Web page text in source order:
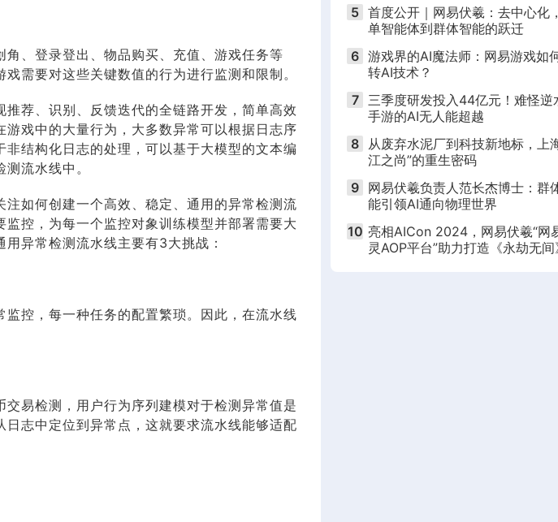
、登录登出、物品购买、充值、游戏任务等
需要对这些关键数值的行为进行监测和限制。
荐、识别、反馈迭代的全链路开发，简单高效
戏中的大量行为，大多数异常可以根据日志序
结构化日志的处理，可以基于大模型的文本编
流水线中。
如何创建一个高效、稳定、通用的异常检测流
控，为每一个监控对象训练模型并部署需要大
异常检测流水线主要有3大挑战：
控，每一种任务的配置繁琐。因此，在流水线
易检测，用户行为序列建模对于检测异常值是
志中定位到异常点，这就要求流水线能够适配
5 首度公开｜网易伏羲：去中心化
单智能体到群体智能的跃迁
6 游戏界的AI魔法师：网易游戏如
转AI技术？
7 三季度研发投入44亿元！难怪逆
手游的AI无人能超越
8 从废弃水泥厂到科技新地标，上
江之尚”的重生密码
9 网易伏羲负责人范长杰博士：群
能引领AI通向物理世界
10 亮相AICon 2024，网易伏羲“网
灵AOP平台”助力打造《永劫无